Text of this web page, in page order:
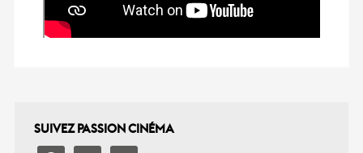
SUIVEZ PASSION CINÉMA